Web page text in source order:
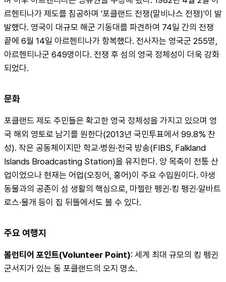
르헨티나가 제도를 침공하며 '포클랜드 전쟁(말비나스 전쟁)'이 발
발했다. 영국이 대규모 해군 기동대를 파견하여 74일 간의 전쟁
끝에 6월 14일 아르헨티나가 항복했다. 전사자는 영국군 255명,
아르헨티나군 649명이다. 전쟁 후 섬의 영국 정체성이 더욱 강화
되었다.
문화
포클랜드 제도 주민들은 확고한 영국 정체성을 가지고 있으며 영
국 해외 영토로 남기를 원한다(2013년 국민투표에서 99.8% 찬
성). 작은 공동체이지만 학교·병원·전국 방송(FIBS, Falkland
Islands Broadcasting Station)을 유지한다. 양 목축이 전통 산
업이었으나 현재는 어업(오징어, 홍어)이 주요 수입원이다. 야생
동물과의 공존이 섬 생활의 핵심으로, 마젤란 펭귄·킹 펭귄·알바트
로스·물개 등이 집 뒤뜰에서도 볼 수 있다.
주요 여행지
볼런티어 포인트(Volunteer Point): 세계 최대 규모의 킹 펭귄
군서지가 있는 동 포클랜드의 오지 명소.